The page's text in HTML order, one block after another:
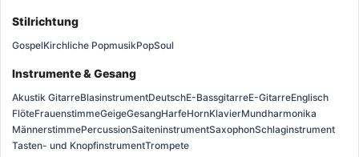
Stilrichtung
GospelKirchliche PopmusikPopSoul
Instrumente & Gesang
Akustik GitarreBlasinstrumentDeutschE-BassgitarreE-GitarreEnglisch
FlöteFrauenstimmeGeigeGesangHarfeHornKlavierMundharmonika
MännerstimmePercussionSaiteninstrumentSaxophonSchlaginstrument
Tasten- und KnopfinstrumentTrompete